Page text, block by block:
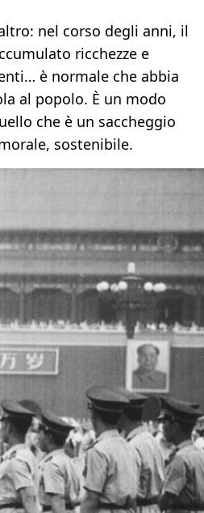
nel corso degli anni, il
ricchezze e
è normale che abbia
al popolo. È un modo
che è un saccheggio
sostenibile.